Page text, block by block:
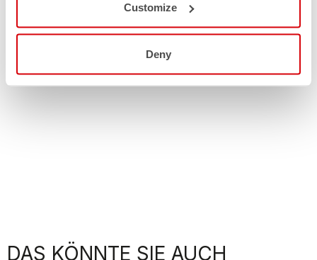
Customize
Deny
DAS KÖNNTE SIE AUCH